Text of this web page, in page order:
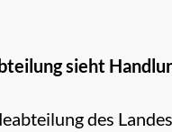
sieht
des